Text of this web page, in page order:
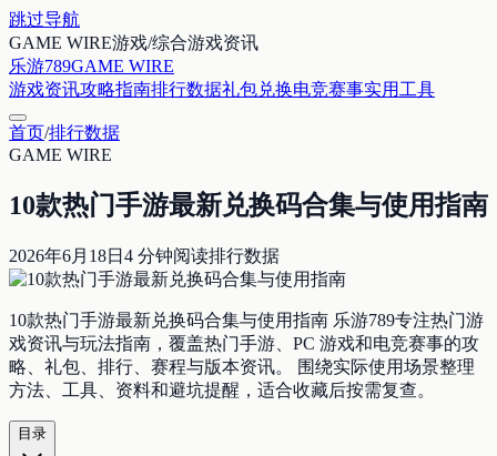
跳过导航
GAME WIRE游戏/综合游戏资讯
乐游789GAME WIRE
游戏资讯攻略指南排行数据礼包兑换电竞赛事实用工具
首页/排行数据
GAME WIRE
10款热门手游最新兑换码合集与使用指南
2026年6月18日 4 分钟阅读排行数据
10款热门手游最新兑换码合集与使用指南 乐游789专注热门游
戏资讯与玩法指南，覆盖热门手游、PC 游戏和电竞赛事的攻
略、礼包、排行、赛程与版本资讯。 围绕实际使用场景整理
方法、工具、资料和避坑提醒，适合收藏后按需复查。
目录